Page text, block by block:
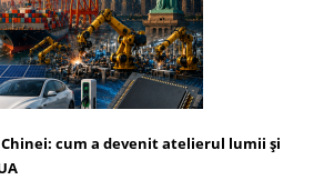
cum a devenit atelierul lumii și